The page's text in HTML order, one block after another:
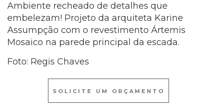
Ambiente recheado de detalhes que
embelezam! Projeto da arquiteta Karine
Assumpção com o revestimento Ártemis
Mosaico na parede principal da escada.
Foto: Regis Chaves
SOLICITE UM ORÇAMENTO